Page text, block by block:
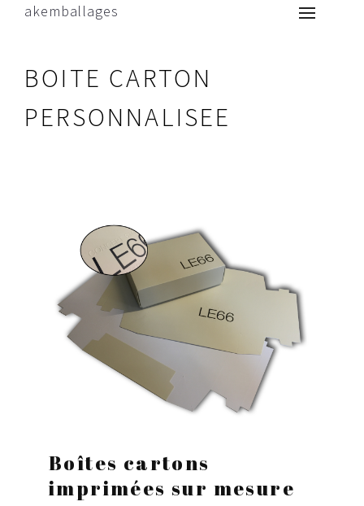
akemballages
BOITE CARTON
PERSONNALISEE
Boîtes cartons
imprimées sur mesure